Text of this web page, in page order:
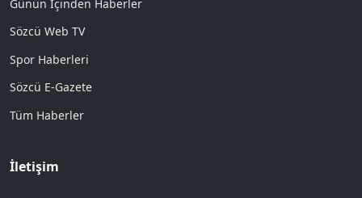
Günün İçinden Haberler
Sözcü Web TV
Spor Haberleri
Sözcü E-Gazete
Tüm Haberler
İletişim